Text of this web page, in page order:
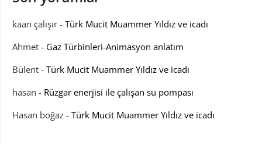
kaan çalışır - Türk Mucit Muammer Yıldız ve icadı
Ahmet - Gaz Türbinleri-Animasyon anlatım
Bülent - Türk Mucit Muammer Yıldız ve icadı
hasan - Rüzgar enerjisi ile çalışan su pompası
Hasan boğaz - Türk Mucit Muammer Yıldız ve icadı